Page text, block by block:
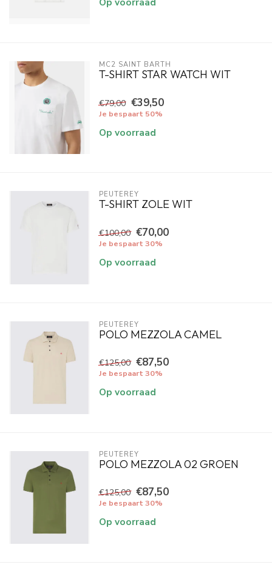
MC2 SAINT BARTH
T-SHIRT STAR WATCH WIT
€79,00 €39,50
Je bespaart 50%
Op voorraad
PEUTEREY
T-SHIRT ZOLE WIT
€100,00 €70,00
Je bespaart 30%
Op voorraad
PEUTEREY
POLO MEZZOLA CAMEL
€125,00 €87,50
Je bespaart 30%
Op voorraad
PEUTEREY
POLO MEZZOLA 02 GROEN
€125,00 €87,50
Je bespaart 30%
Op voorraad